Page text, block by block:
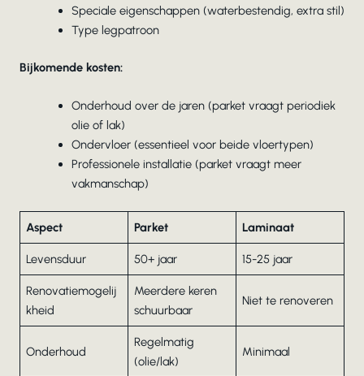
Speciale eigenschappen (waterbestendig, extra stil)
Type legpatroon
Bijkomende kosten:
Onderhoud over de jaren (parket vraagt periodiek
olie of lak)
Ondervloer (essentieel voor beide vloertypen)
Professionele installatie (parket vraagt meer
vakmanschap)
Aspect Parket Laminaat
Levensduur 50+ jaar 15-25 jaar
Renovatiemogelij
kheid
Meerdere keren
schuurbaar
Niet te renoveren
Onderhoud
Regelmatig
(olie/lak)
Minimaal